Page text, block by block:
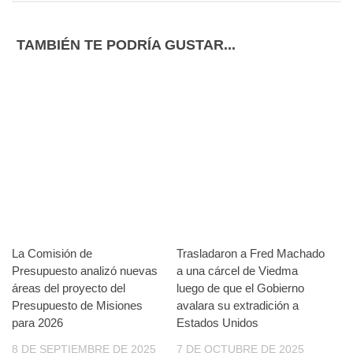
TAMBIÉN TE PODRÍA GUSTAR...
La Comisión de
Presupuesto analizó nuevas
áreas del proyecto del
Presupuesto de Misiones
para 2026
8 DE SEPTIEMBRE DE 2025
Trasladaron a Fred Machado
a una cárcel de Viedma
luego de que el Gobierno
avalara su extradición a
Estados Unidos
7 DE OCTUBRE DE 2025